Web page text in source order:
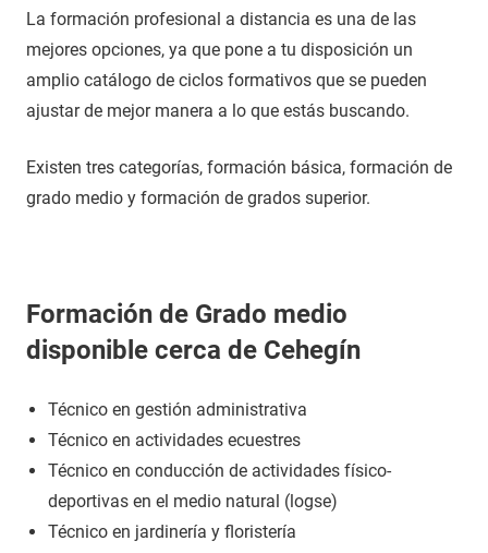
La formación profesional a distancia es una de las
mejores opciones, ya que pone a tu disposición un
amplio catálogo de ciclos formativos que se pueden
ajustar de mejor manera a lo que estás buscando.
Existen tres categorías, formación básica, formación de
grado medio y formación de grados superior.
Formación de Grado medio
disponible cerca de Cehegín
Técnico en gestión administrativa
Técnico en actividades ecuestres
Técnico en conducción de actividades físico-
deportivas en el medio natural (logse)
Técnico en jardinería y floristería